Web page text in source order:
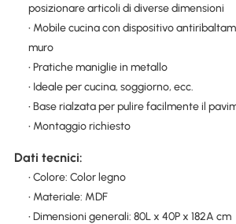
posizionare articoli di diverse dimensioni
• Mobile cucina con dispositivo
muro
• Pratiche maniglie in metallo
• Ideale per cucina, soggiorno, ecc.
• Base rialzata per pulire facilmente il
• Montaggio richiesto
Dati tecnici:
• Colore: Color legno
• Materiale: MDF
• Dimensioni generali: 80L x 40P x 182A cm